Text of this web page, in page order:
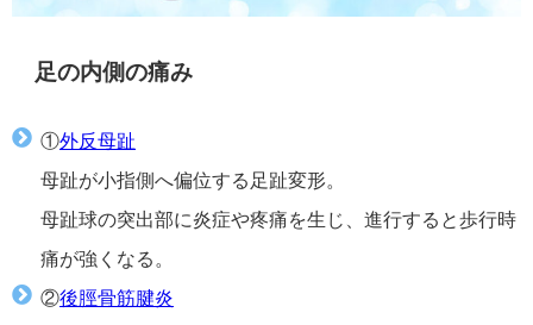
足の内側の痛み
①外反母趾
母趾が小指側へ偏位する足趾変形。
母趾球の突出部に炎症や疼痛を生じ、進行すると歩行時
痛が強くなる。
②後脛骨筋腱炎